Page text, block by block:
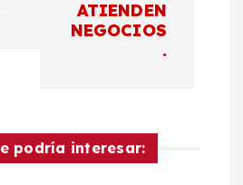
ATIENDEN
NEGOCIOS
.
podría interesar: